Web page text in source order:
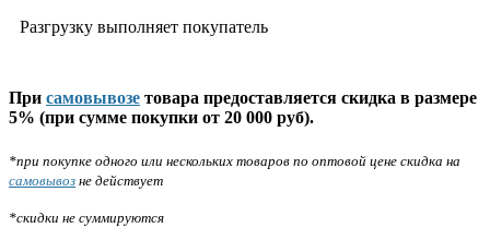
Разгрузку выполняет покупатель
При самовывозе товара предоставляется скидка в размере
5% (при сумме покупки от 20 000 руб).
*при покупке одного или нескольких товаров по оптовой цене скидка на
самовывоз не действует
*скидки не суммируются